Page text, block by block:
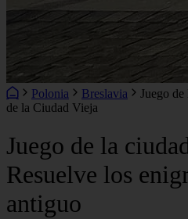
Polonia Breslavia
Juego
de la Ciudad Vieja
Juego de la
Resuelve los
antiguo